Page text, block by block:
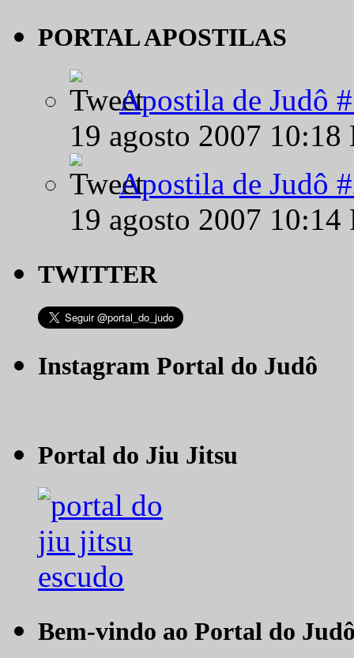
PORTAL APOSTILAS
Apostila de Judô
19 agosto 2007
Apostila de Judô
19 agosto 2007
TWITTER
Instagram Portal do Judô
Portal do Jiu Jitsu
Bem-vindo ao Portal do